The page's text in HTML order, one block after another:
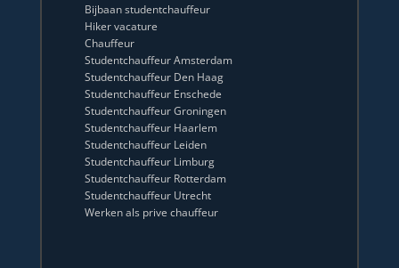
Bijbaan studentchauffeur
Hiker vacature
Chauffeur
Studentchauffeur Amsterdam
Studentchauffeur Den Haag
Studentchauffeur Enschede
Studentchauffeur Groningen
Studentchauffeur Haarlem
Studentchauffeur Leiden
Studentchauffeur Limburg
Studentchauffeur Rotterdam
Studentchauffeur Utrecht
Werken als prive chauffeur